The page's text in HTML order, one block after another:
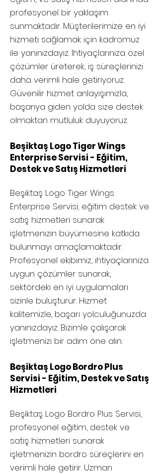
profesyonel bir yaklaşım
sunmaktadır. Müşterilerimize en iyi
hizmeti sağlamak için kadromuz
ile yanınızdayız. İhtiyaçlarınıza özel
çözümler üreterek, iş süreçlerinizi
daha verimli hale getiriyoruz.
Güvenilir hizmet anlayışımızla,
başarıya giden yolda size destek
olmaktan mutluluk duyuyoruz.
Beşiktaş Logo Tiger Wings
Enterprise Servisi - Eğitim,
Destek ve Satış Hizmetleri
Beşiktaş Logo Tiger Wings
Enterprise Servisi, eğitim destek ve
satış hizmetleri sunarak
işletmenizin büyümesine katkıda
bulunmayı amaçlamaktadır.
Profesyonel ekibimiz, ihtiyaçlarınıza
uygun çözümler sunarak,
sektördeki en iyi uygulamaları
sizinle buluşturur. Hizmet
kalitemizle, başarı yolculuğunuzda
yanınızdayız. Bizimle çalışarak
işletmenizi bir adım öne alın.
Beşiktaş Logo Bordro Plus
Servisi - Eğitim, Destek ve Satış
Hizmetleri
Beşiktaş Logo Bordro Plus Servisi,
profesyonel eğitim, destek ve
satış hizmetleri sunarak
işletmenizin bordro süreçlerini en
verimli hale getirir. Uzman